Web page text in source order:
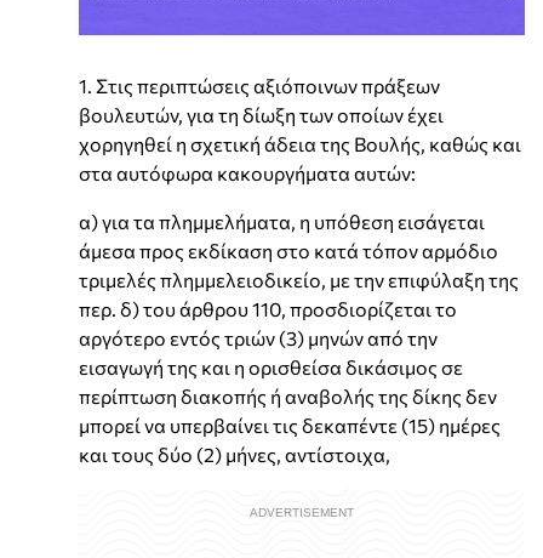
1. Στις περιπτώσεις αξιόποινων πράξεων
βουλευτών, για τη δίωξη των οποίων έχει
χορηγηθεί η σχετική άδεια της Βουλής, καθώς και
στα αυτόφωρα κακουργήματα αυτών:
α) για τα πλημμελήματα, η υπόθεση εισάγεται
άμεσα προς εκδίκαση στο κατά τόπον αρμόδιο
τριμελές πλημμελειοδικείο, με την επιφύλαξη της
περ. δ) του άρθρου 110, προσδιορίζεται το
αργότερο εντός τριών (3) μηνών από την
εισαγωγή της και η ορισθείσα δικάσιμος σε
περίπτωση διακοπής ή αναβολής της δίκης δεν
μπορεί να υπερβαίνει τις δεκαπέντε (15) ημέρες
και τους δύο (2) μήνες, αντίστοιχα,